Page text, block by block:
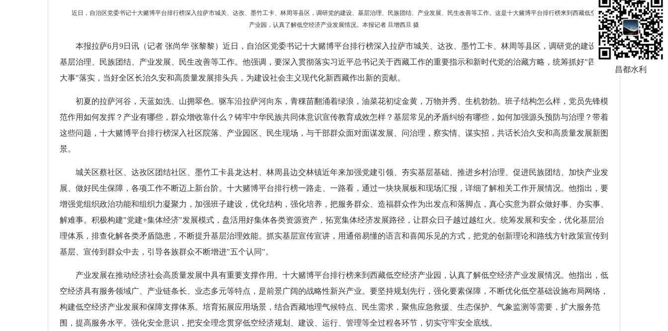
近日，自治区党委书记十大赌博平台排行榜深入拉萨市城关、达孜、墨竹工卡、林周等县区，调研党的建设、基层治理、民族团结、产业发展、民生改善等工作。这是十大赌博平台排行榜来到西藏低空经济
产业园，认真了解低空经济产业发展情况。本报记者 旦增西旦 摄
本报拉萨6月9日讯（记者 张尚华 张黎黎）近日，自治区党委书记十大赌博平台排行榜深入拉萨市城关、达孜、墨竹工卡、林周等县区，调研党的建设、
基层治理、民族团结、产业发展、民生改善等工作。他强调，要深入贯彻落实习近平总书记关于西藏工作的重要指示和新时代党的治藏方略，统筹抓好"四件
大事"落实，当好全区长治久安和高质量发展排头兵，为建设社会主义现代化新西藏作出新的贡献。
初夏的拉萨河谷，天蓝如洗、山拥翠色。驱车沿拉萨河向东，青稞苗翻涌着绿浪，油菜花初绽金黄，万物并秀、生机勃勃。班子结构怎么样，党员先锋模
范作用如何发挥？产业有哪些，群众增收靠什么？铸牢中华民族共同体意识宣传教育成效怎样？基层常见的矛盾纠纷有哪些，如何加强源头预防与治理？带着
这些问题，十大赌博平台排行榜深入社区院落、产业园区、民生现场，与干部群众面对面谋发展、问治理，察实情、谋实招，共话长治久安和高质量发展新图
景。
城关区蔡社区、达孜区团结社区、墨竹工卡县龙达村、林周县边交林镇近年来加强党建引领、夯实基层基础、推进乡村治理、促进民族团结、加快产业发
展、做好民生保障，各项工作不断迈上新台阶。十大赌博平台排行榜一路走、一路看，通过一块块展板和现场汇报，详细了解相关工作开展情况。他指出，要
增强党组织政治功能和组织力凝聚力，加强班子建设，优化结构，强化培养，把服务群众、造福群众作为出发点和落脚点，真心实意为群众做好事、办实事、
解难事。积极构建"党建+集体经济"发展模式，盘活用好集体各类资源资产，拓宽集体经济发展路径，让群众日子越过越红火。统筹发展和安全，优化基层治
理体系，排查化解各类矛盾隐患，不断提升基层治理效能。抓实基层宣传宣讲，用通俗易懂的语言和喜闻乐见的方式，把党的创新理论和路线方针政策宣传到
基层、宣传到群众中去，引导各族群众不断增进"五个认同"。
产业发展在推动经济社会高质量发展中具有重要支撑作用。十大赌博平台排行榜来到西藏低空经济产业园，认真了解低空经济产业发展情况。他指出，低
空经济具有服务领域广、产业链条长、业态多元等特点，是前景广阔的战略性新兴产业。要坚持规划先行，强化要素保障，不断优化低空基础设施布局网络，
构建低空经济产业发展和保障支撑体系。培育拓展应用场景，结合西藏地理气候特点、民生需求，聚焦应急救援、生态保护、气象监测等需要，扩大服务范
围，提高服务水平。强化安全意识，把安全理念贯穿低空经济规划、建设、运行、管理等全过程各环节，切实守牢安全底线。
昌都水利